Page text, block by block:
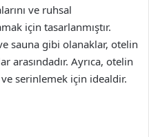
ve ruhsal
için tasarlanmıştır.
sauna gibi olanaklar, otelin
arasındadır. Ayrıca, otelin
serinlemek için idealdir.